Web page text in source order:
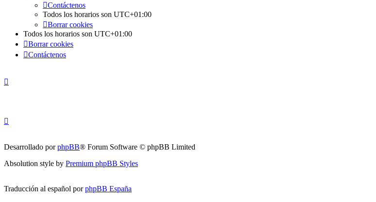
Contáctenos
Todos los horarios son UTC+01:00
Borrar cookies
Todos los horarios son UTC+01:00
Borrar cookies
Contáctenos
Desarrollado porphpBB® Forum Software © phpBB Limited
Absolution style by Premium phpBB Styles
Traducción al español porphpBB España